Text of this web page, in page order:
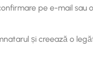
pe e-mail
și creează o